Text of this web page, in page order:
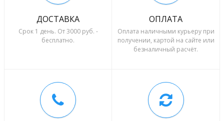
ДОСТАВКА
Срок 1 день. От 3000 руб. -
бесплатно.
ОПЛАТА
Оплата наличными курьеру при
получении, картой на сайте или
безналичный расчёт.